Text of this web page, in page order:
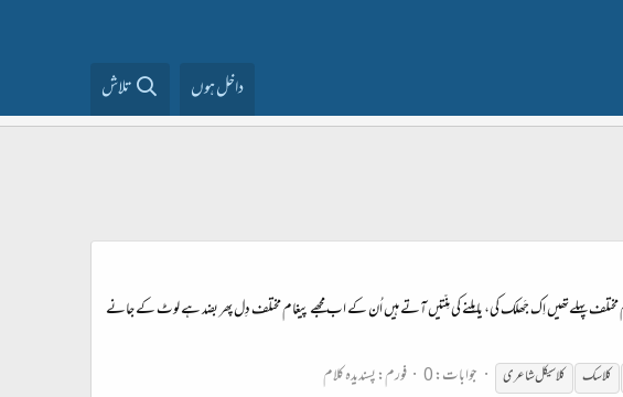
داخل ہوں تلاش
پہلےتھیں اِک جَھلک کی، یا مِلنے کی مِنّتیں آتے ہیں اُن کے اب مجھے پیغام مختلف دِل پھر بضد ہے لوٹ کے جانے
کلاسک کلاسیکل شاعری جوابات: 0 فورم:پسندیدہ کلام